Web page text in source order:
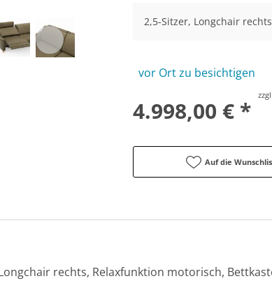
2,5-Sitzer, Longchair
vor Ort zu besichtigen
4.998,00 € *
Auf die
rechts, Relaxfunktion motorisch,